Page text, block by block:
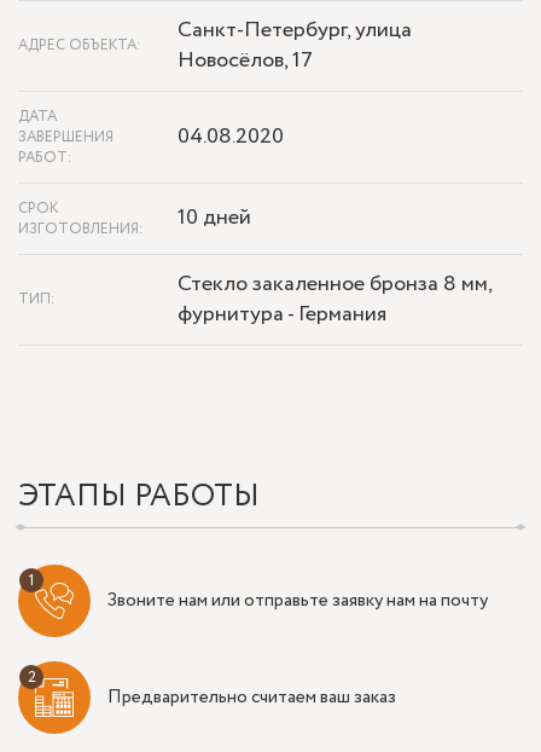
АДРЕС ОБЪЕКТА:
Санкт-Петербург, улица
Новосёлов, 17
ДАТА
ЗАВЕРШЕНИЯ
РАБОТ:
04.08.2020
СРОК
ИЗГОТОВЛЕНИЯ:
10 дней
ТИП:
Стекло закаленное бронза 8 мм,
фурнитура - Германия
ЭТАПЫ РАБОТЫ
Звоните нам или отправьте заявку нам на почту
Предварительно считаем ваш заказ